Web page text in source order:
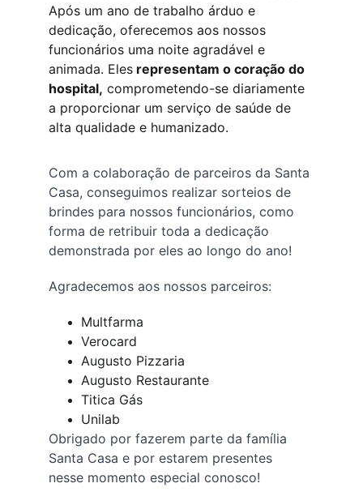
Após um ano de trabalho árduo e
dedicação, oferecemos aos nossos
funcionários uma noite agradável e
animada. Eles representam o coração do
hospital, comprometendo-se diariamente
a proporcionar um serviço de saúde de
alta qualidade e humanizado.
Com a colaboração de parceiros da Santa
Casa, conseguimos realizar sorteios de
brindes para nossos funcionários, como
forma de retribuir toda a dedicação
demonstrada por eles ao longo do ano!
Agradecemos aos nossos parceiros:
Multfarma
Verocard
Augusto Pizzaria
Augusto Restaurante
Titica Gás
Unilab
Obrigado por fazerem parte da família
Santa Casa e por estarem presentes
nesse momento especial conosco!